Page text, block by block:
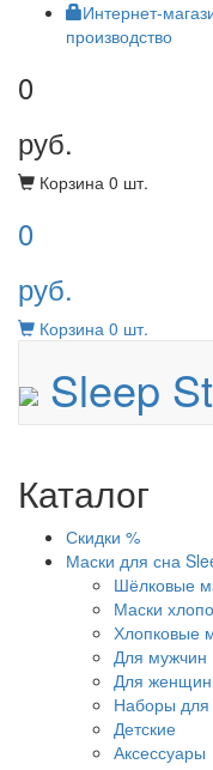
Интернет-
производство
0
руб.
Корзина 0 шт.
0
руб.
Корзина 0 шт.
Sleep
Каталог
Скидки %
Маски для сна
Шёлковые
Маски
Хлопковые
Для мужчин
Для женщин
Наборы для
Детские
Аксессуары